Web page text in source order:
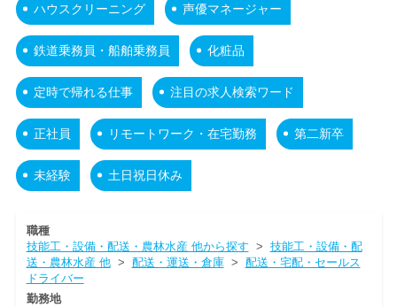
ハウスクリーニング 声優マネージャー
鉄道乗務員・船舶乗務員 化粧品
定時で帰れる仕事 注目の求人検索ワード
正社員 リモートワーク・在宅勤務 第二新卒
未経験 土日祝日休み
職種
技能工・設備・配送・農林水産 他から探す > 技能工・設備・配
送・農林水産 他> 配送・運送・倉庫> 配送・宅配・セールス
ドライバー
勤務地